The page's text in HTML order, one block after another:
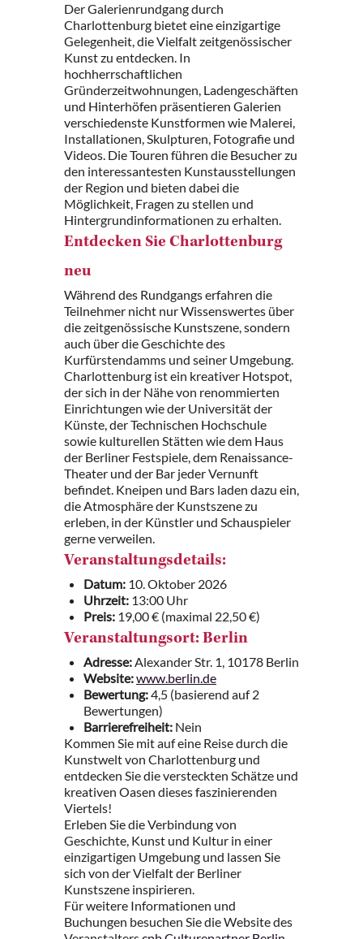
Der Galerienrundgang durch
Charlottenburg bietet eine einzigartige
Gelegenheit, die Vielfalt zeitgenössischer
Kunst zu entdecken. In
hochherrschaftlichen
Gründerzeitwohnungen, Ladengeschäften
und Hinterhöfen präsentieren Galerien
verschiedenste Kunstformen wie Malerei,
Installationen, Skulpturen, Fotografie und
Videos. Die Touren führen die Besucher zu
den interessantesten Kunstausstellungen
der Region und bieten dabei die
Möglichkeit, Fragen zu stellen und
Hintergrundinformationen zu erhalten.
Entdecken Sie Charlottenburg
neu
Während des Rundgangs erfahren die
Teilnehmer nicht nur Wissenswertes über
die zeitgenössische Kunstszene, sondern
auch über die Geschichte des
Kurfürstendamms und seiner Umgebung.
Charlottenburg ist ein kreativer Hotspot,
der sich in der Nähe von renommierten
Einrichtungen wie der Universität der
Künste, der Technischen Hochschule
sowie kulturellen Stätten wie dem Haus
der Berliner Festspiele, dem Renaissance-
Theater und der Bar jeder Vernunft
befindet. Kneipen und Bars laden dazu ein,
die Atmosphäre der Kunstszene zu
erleben, in der Künstler und Schauspieler
gerne verweilen.
Veranstaltungsdetails:
Datum: 10. Oktober 2026
Uhrzeit: 13:00 Uhr
Preis: 19,00 € (maximal 22,50 €)
Veranstaltungsort: Berlin
Adresse:Alexander Str. 1, 10178 Berlin
Website:www.berlin.de
Bewertung:4,5 (basierend auf 2
Bewertungen)
Barrierefreiheit: Nein
Kommen Sie mit auf eine Reise durch die
Kunstwelt von Charlottenburg und
entdecken Sie die versteckten Schätze und
kreativen Oasen dieses faszinierenden
Viertels!
Erleben Sie die Verbindung von
Geschichte, Kunst und Kultur in einer
einzigartigen Umgebung und lassen Sie
sich von der Vielfalt der Berliner
Kunstszene inspirieren.
Für weitere Informationen und
Buchungen besuchen Sie die Website des